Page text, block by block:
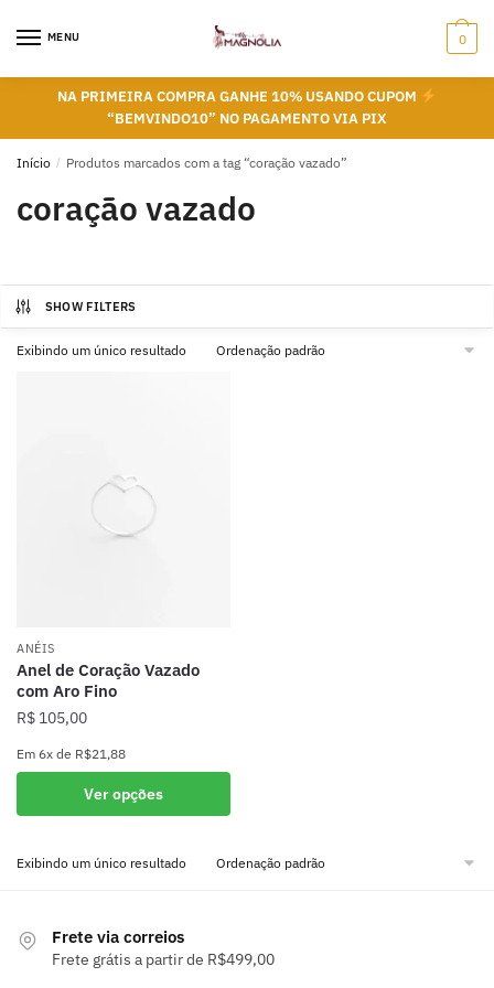
MENU 0
NA PRIMEIRA COMPRA GANHE 10% USANDO CUPOM
“BEMVINDO10” NO PAGAMENTO VIA PIX
Início / Produtos marcados com a tag “coração vazado”
coração vazado
SHOW FILTERS
Exibindo um único resultado
ANÉIS
Anel de Coração Vazado
com Aro Fino
R$ 105,00
Em 6x de R$21,88
Ver opções
produto
várias
opções
Exibindo um único resultado
Frete via correios
Frete grátis a partir de R$499,00